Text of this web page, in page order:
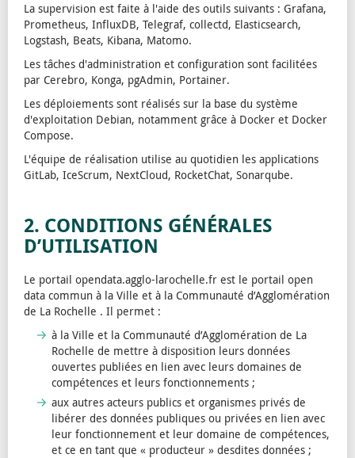
La supervision est faite à l'aide des outils suivants : Grafana,
Prometheus, InfluxDB, Telegraf, collectd, Elasticsearch,
Logstash, Beats, Kibana, Matomo.
Les tâches d'administration et configuration sont facilitées
par Cerebro, Konga, pgAdmin, Portainer.
Les déploiements sont réalisés sur la base du système
d'exploitation Debian, notamment grâce à Docker et Docker
Compose.
L'équipe de réalisation utilise au quotidien les applications
GitLab, IceScrum, NextCloud, RocketChat, Sonarqube.
2. CONDITIONS GÉNÉRALES
D’UTILISATION
Le portail opendata.agglo-larochelle.fr est le portail open
data commun à la Ville et à la Communauté d’Agglomération
de La Rochelle . Il permet :
à la Ville et la Communauté d’Agglomération de La
Rochelle de mettre à disposition leurs données
ouvertes publiées en lien avec leurs domaines de
compétences et leurs fonctionnements ;
aux autres acteurs publics et organismes privés de
libérer des données publiques ou privées en lien avec
leur fonctionnement et leur domaine de compétences,
et ce en tant que « producteur » desdites données ;